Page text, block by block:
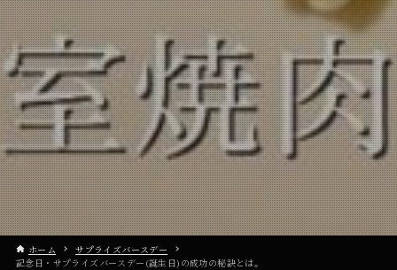
ホーム
サプライズバースデー
記念日・サプライズバースデー(誕生日)の成功の秘訣とは。